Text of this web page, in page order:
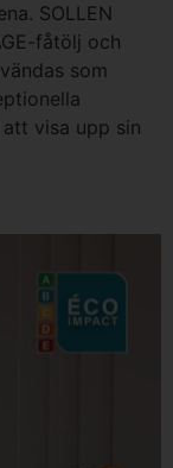
SOLLEN
fåtölj och
som
visa upp sin